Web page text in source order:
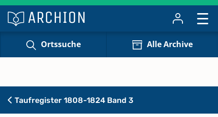
Ortssuche Alle Archive
Taufregister 1808-1824 Band 3